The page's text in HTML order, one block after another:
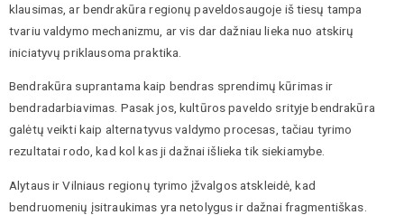
klausimas, ar bendrakūra regionų paveldosaugoje iš tiesų tampa
tvariu valdymo mechanizmu, ar vis dar dažniau lieka nuo atskirų
iniciatyvų priklausoma praktika.
Bendrakūra suprantama kaip bendras sprendimų kūrimas ir
bendradarbiavimas. Pasak jos, kultūros paveldo srityje bendrakūra
galėtų veikti kaip alternatyvus valdymo procesas, tačiau tyrimo
rezultatai rodo, kad kol kas ji dažnai išlieka tik siekiamybe.
Alytaus ir Vilniaus regionų tyrimo įžvalgos atskleidė, kad
bendruomenių įsitraukimas yra netolygus ir dažnai fragmentiškas.